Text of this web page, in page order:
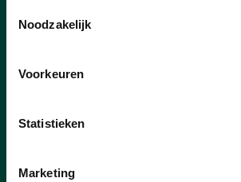
Noodzakelijk
Voorkeuren
Statistieken
Marketing
Veiligheid en preventie
Veiligheid en preventie